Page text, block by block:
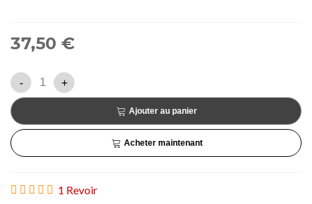
37,50 €
- +
Ajouter au panier
Acheter maintenant
1 Revoir